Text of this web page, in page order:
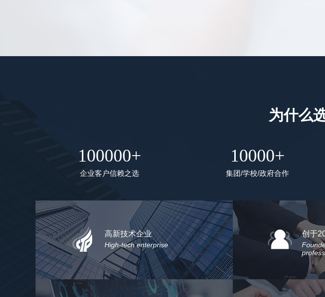
为什么
100000+
企业客户信赖之选
10000+
集团/学校/政府合作
高新技术企业
High-tech enterprise
创于